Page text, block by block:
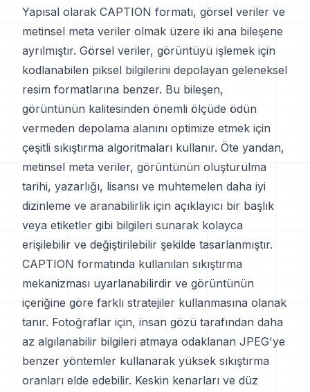
Yapısal olarak CAPTION formatı, görsel veriler ve
metinsel meta veriler olmak üzere iki ana bileşene
ayrılmıştır. Görsel veriler, görüntüyü işlemek için
kodlanabilen piksel bilgilerini depolayan geleneksel
resim formatlarına benzer. Bu bileşen,
görüntünün kalitesinden önemli ölçüde ödün
vermeden depolama alanını optimize etmek için
çeşitli sıkıştırma algoritmaları kullanır. Öte yandan,
metinsel meta veriler, görüntünün oluşturulma
tarihi, yazarlığı, lisansı ve muhtemelen daha iyi
dizinleme ve aranabilirlik için açıklayıcı bir başlık
veya etiketler gibi bilgileri sunarak kolayca
erişilebilir ve değiştirilebilir şekilde tasarlanmıştır.
CAPTION formatında kullanılan sıkıştırma
mekanizması uyarlanabilirdir ve görüntünün
içeriğine göre farklı stratejiler kullanmasına olanak
tanır. Fotoğraflar için, insan gözü tarafından daha
az algılanabilir bilgileri atmaya odaklanan JPEG'ye
benzer yöntemler kullanarak yüksek sıkıştırma
oranları elde edebilir. Keskin kenarları ve düz